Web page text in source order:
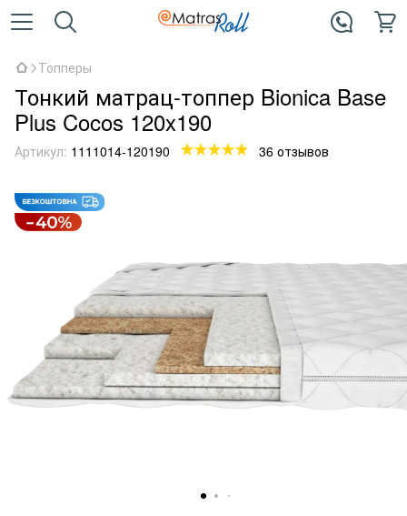
Топперы
Тонкий матрац-топпер Bionica Base
Plus Cocos 120x190
Артикул: 1111014-120190 36 отзывов